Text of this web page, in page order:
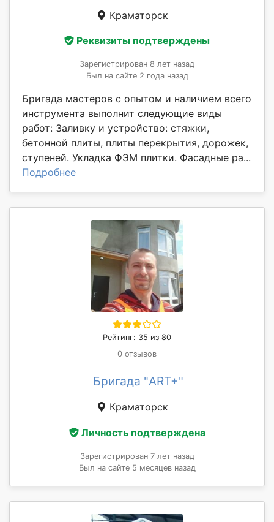
Краматорск
Реквизиты подтверждены
Зарегистрирован 8 лет назад
Был на сайте 2 года назад
Бригада мастеров с опытом и наличием всего
инструмента выполнит следующие виды
работ: Заливку и устройство: стяжки,
бетонной плиты, плиты перекрытия, дорожек,
ступеней. Укладка ФЭМ плитки. Фасадные ра...
Подробнее
Рейтинг: 35 из 80
0 отзывов
Бригада "ART+"
Краматорск
Личность подтверждена
Зарегистрирован 7 лет назад
Был на сайте 5 месяцев назад